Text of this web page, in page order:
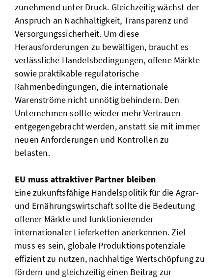
zunehmend unter Druck. Gleichzeitig wächst der
Anspruch an Nachhaltigkeit, Transparenz und
Versorgungssicherheit. Um diese
Herausforderungen zu bewältigen, braucht es
verlässliche Handelsbedingungen, offene Märkte
sowie praktikable regulatorische
Rahmenbedingungen, die internationale
Warenströme nicht unnötig behindern. Den
Unternehmen sollte wieder mehr Vertrauen
entgegengebracht werden, anstatt sie mit immer
neuen Anforderungen und Kontrollen zu
belasten.
EU muss attraktiver Partner bleiben
Eine zukunftsfähige Handelspolitik für die Agrar-
und Ernährungswirtschaft sollte die Bedeutung
offener Märkte und funktionierender
internationaler Lieferketten anerkennen. Ziel
muss es sein, globale Produktionspotenziale
effizient zu nutzen, nachhaltige Wertschöpfung zu
fördern und gleichzeitig einen Beitrag zur